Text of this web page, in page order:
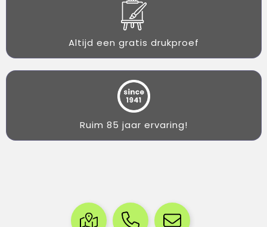
Altijd een gratis drukproef
Ruim 85 jaar ervaring!